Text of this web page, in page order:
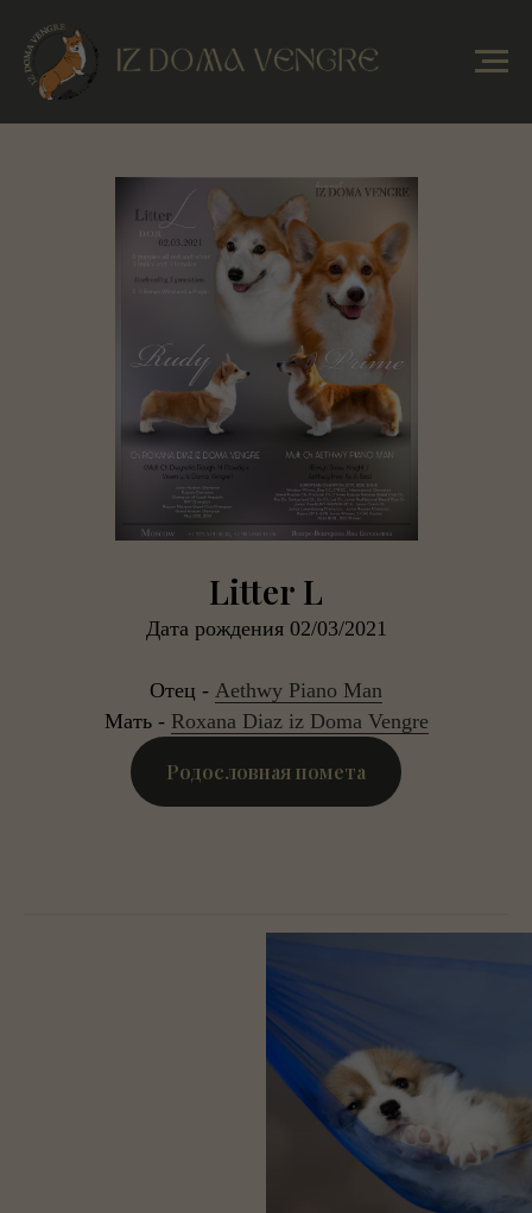
Litter L
Дата рождения 02/03/2021
Отец - Aethwy Piano Man
Мать - Roxana Diaz iz Doma Vengre
Родословная помета